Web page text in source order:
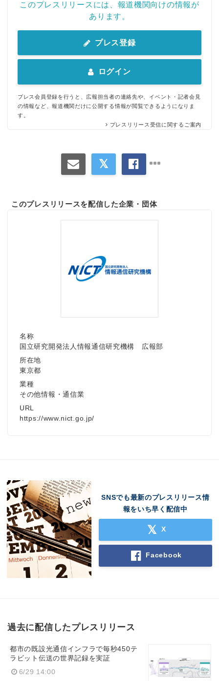
このプレスリリースには、報道機関向けの情報が
あります。
プレス登録
ログイン
プレス会員登録を行うと、広報担当者の連絡先や、イベント・記者会見
の情報など、報道機関だけに公開する情報が閲覧できるようになりま
す。
プレスリリース受信に関するご案内
このプレスリリースを配信した企業・団体
名称
国立研究開発法人情報通信研究機構 広報部
所在地
東京都
業種
その他情報・通信業
URL
https://www.nict.go.jp/
SNSでも最新のプレスリリース情
報をいち早く配信中
X
Facebook
過去に配信したプレスリリース
都市の既設光通信インフラで毎秒450テ
ラビット伝送の世界記録を実証
6/29 14:00
Japanese